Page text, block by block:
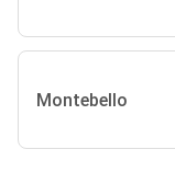
Montebello